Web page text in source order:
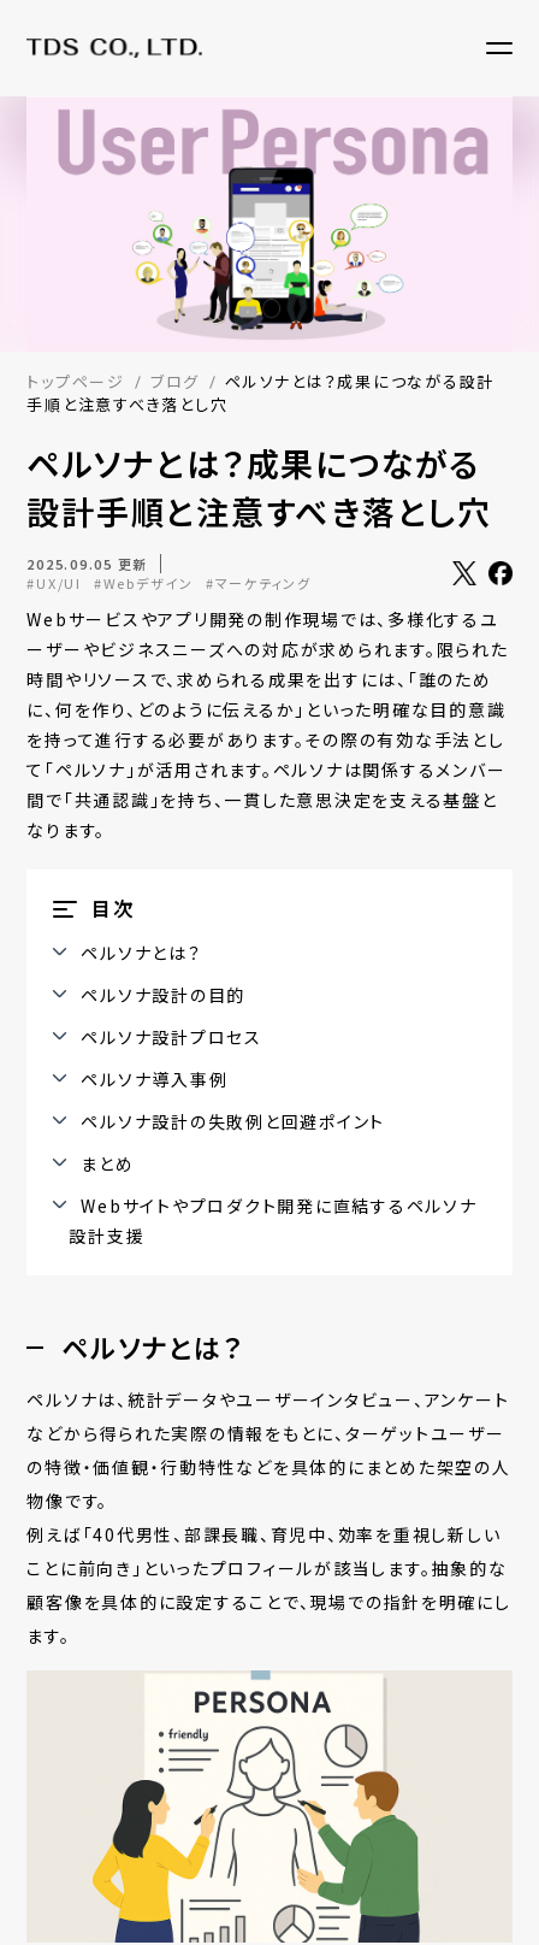
トップページ ブログ
ペルソナとは？成果につながる設計
手順と注意すべき落とし穴
ペルソナとは？成果につながる
設計手順と注意すべき落とし穴
2025.09.05 更新
#UX/UI
#Webデザイン #マーケティング
Webサービスやアプリ開発の制作現場では、多様化するユ
ーザーやビジネスニーズへの対応が求められます。限られた
時間やリソースで、求められる成果を出すには、「誰のため
に、何を作り、どのように伝えるか」といった明確な目的意識
を持って進行する必要があります。その際の有効な手法とし
て「ペルソナ」が活用されます。ペルソナは関係するメンバー
間で「共通認識」を持ち、一貫した意思決定を支える基盤と
なります。
目次
ペルソナとは？
ペルソナ設計の目的
ペルソナ設計プロセス
ペルソナ導入事例
ペルソナ設計の失敗例と回避ポイント
まとめ
Webサイトやプロダクト開発に直結するペルソナ
設計支援
ペルソナとは？
ペルソナは、統計データやユーザーインタビュー、アンケート
などから得られた実際の情報をもとに、ターゲットユーザー
の特徴・価値観・行動特性などを具体的にまとめた架空の人
物像です。
例えば「40代男性、部課長職、育児中、効率を重視し新しい
ことに前向き」といったプロフィールが該当します。抽象的な
顧客像を具体的に設定することで、現場での指針を明確にし
ます。